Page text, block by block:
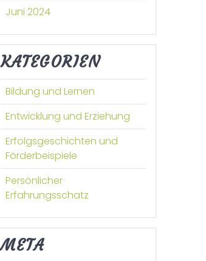
Juni 2024
KATEGORIEN
Bildung und Lernen
Entwicklung und Erziehung
Erfolgsgeschichten und
Förderbeispiele
Persönlicher
Erfahrungsschatz
META